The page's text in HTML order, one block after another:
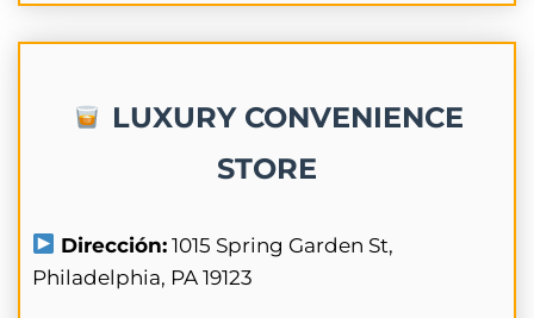
LUXURY CONVENIENCE
STORE
Dirección: 1015 Spring Garden St,
Philadelphia, PA 19123